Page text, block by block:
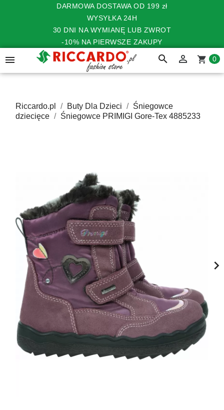
DARMOWA DOSTAWA OD 199 zł
WYSYŁKA 24H
30 DNI NA WYMIANĘ LUB ZWROT
-10% NA PIERWSZE ZAKUPY
 search  shopping_cart 0
Riccardo.pl Buty Dla Dzieci
Śniegowce
dziecięce
Śniegowce PRIMIGI Gore-Tex 4885233
